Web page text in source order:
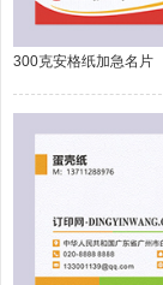
300克安格纸加急名片